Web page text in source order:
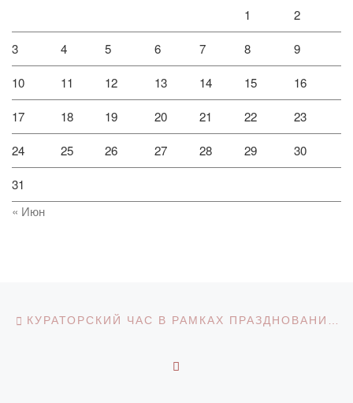
1 2
3 4 5 6 7 8 9
10 11 12 13 14 15 16
17 18 19 20 21 22 23
24 25 26 27 28 29 30
31
« Июн
Навигация по записям